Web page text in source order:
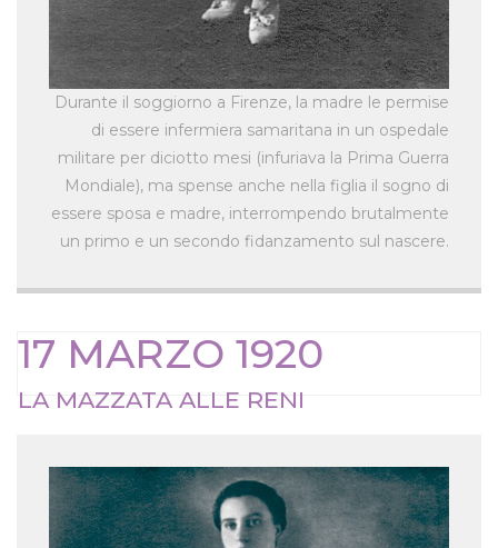
Durante il soggiorno a Firenze, la madre le permise
di essere infermiera samaritana in un ospedale
militare per diciotto mesi (infuriava la Prima Guerra
Mondiale), ma spense anche nella figlia il sogno di
essere sposa e madre, interrompendo brutalmente
un primo e un secondo fidanzamento sul nascere.
17 MARZO 1920
LA MAZZATA ALLE RENI